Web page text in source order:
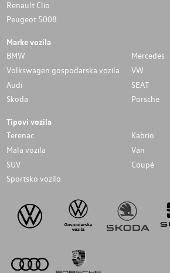
Renault Clio
Peugeot 5008
Marke vozila
BMW
Mercedes
Volkswagen gospodarska vozila
VW
Audi
SEAT
Skoda
Porsche
Tipovi vozila
Terenac
Kabrio
Mala vozila
Van
SUV
Coupé
Sportsko vozilo